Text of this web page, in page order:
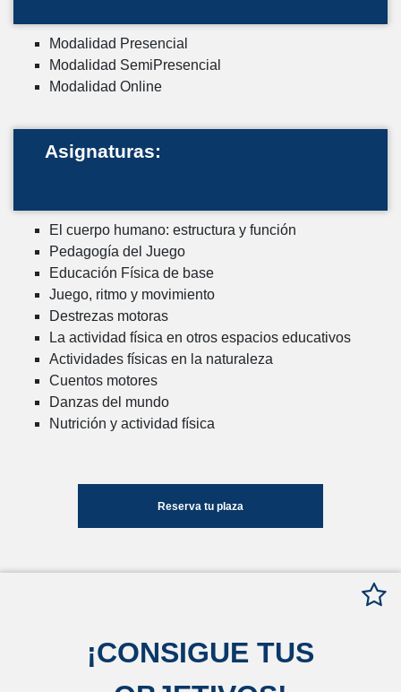
Modalidad Presencial
Modalidad SemiPresencial
Modalidad Online
Asignaturas:
El cuerpo humano: estructura y función
Pedagogía del Juego
Educación Física de base
Juego, ritmo y movimiento
Destrezas motoras
La actividad física en otros espacios educativos
Actividades físicas en la naturaleza
Cuentos motores
Danzas del mundo
Nutrición y actividad física
Reserva tu plaza
¡CONSIGUE TUS